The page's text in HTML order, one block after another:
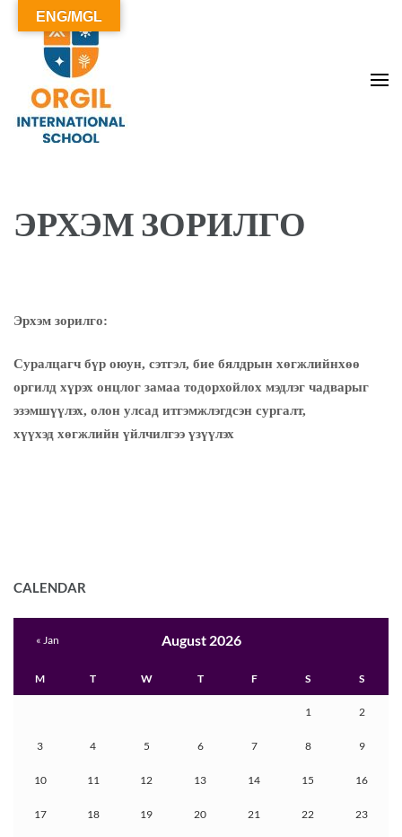
ЭРХЭМ ЗОРИЛГО
Эрхэм зорилго:
Суралцагч бүр оюун, сэтгэл, бие бялдрын хөгжлийнхөө
оргилд хүрэх онцлог замаа тодорхойлох мэдлэг чадварыг
эзэмшүүлэх, олон улсад итгэмжлэгдсэн сургалт,
хүүхэд хөгжлийн үйлчилгээ үзүүлэх
CALENDAR
August 2026
M T W T F S S
1 2
3 4 5 6 7 8 9
10 11 12 13 14 15 16
17 18 19 20 21 22 23
« Jan
ENG/MGL